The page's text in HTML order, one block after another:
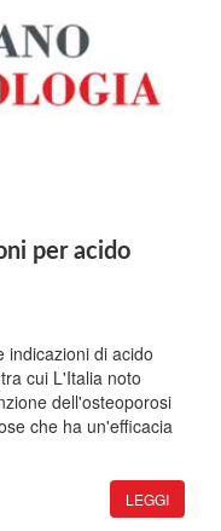
per acido
indicazioni di acido
cui L'Italia noto
dell'osteoporosi
che ha un'efficacia
LEGGI